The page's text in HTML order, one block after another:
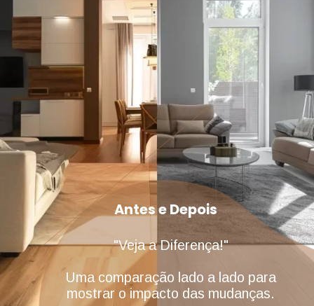
"Veja a Diferença!"
Uma comparação lado a lado para
mostrar o impacto das mudanças.
Antes e Depois